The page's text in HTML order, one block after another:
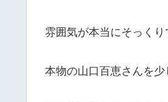
雰囲気が本当にそっくり
本物の山口百恵さんを